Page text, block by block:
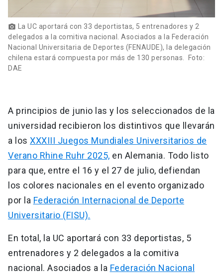
photo_camera La UC aportará con 33 deportistas, 5 entrenadores y 2
delegados a la comitiva nacional. Asociados a la Federación
Nacional Universitaria de Deportes (FENAUDE), la delegación
chilena estará compuesta por más de 130 personas. Foto:
DAE
A principios de junio las y los seleccionados de la
universidad recibieron los distintivos que llevarán
a los XXXIII Juegos Mundiales Universitarios de
Verano Rhine Ruhr 2025, en Alemania. Todo listo
para que, entre el 16 y el 27 de julio, defiendan
los colores nacionales en el evento organizado
por la Federación Internacional de Deporte
Universitario (FISU).
En total, la UC aportará con 33 deportistas, 5
entrenadores y 2 delegados a la comitiva
nacional. Asociados a la Federación Nacional